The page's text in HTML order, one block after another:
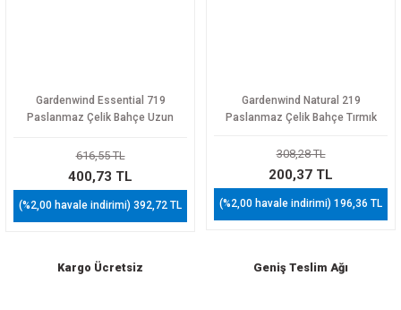
Gardenwind Essential 719
Paslanmaz Çelik Bahçe Uzun
616,55 TL
400,73 TL
(%2,00 havale indirimi) 392,72 TL
Gardenwind Natural 219
Paslanmaz Çelik Bahçe Tırmık
308,28 TL
200,37 TL
(%2,00 havale indirimi) 196,36 TL
Kargo Ücretsiz Geniş Teslim Ağı